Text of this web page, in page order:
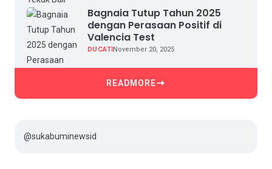
Bagnaia Tutup Tahun 2025
dengan Perasaan Positif di
Valencia Test
DUCATI November 20, 2025
READMORE
@sukabuminewsid